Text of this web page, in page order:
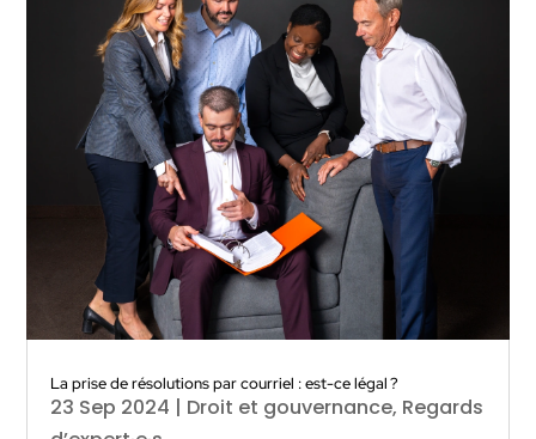
La prise de résolutions par courriel : est-ce légal ?
23 Sep 2024 | Droit et gouvernance, Regards